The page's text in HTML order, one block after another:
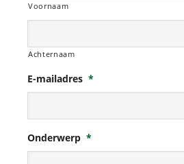
Voornaam
Achternaam
E-mailadres *
Onderwerp *